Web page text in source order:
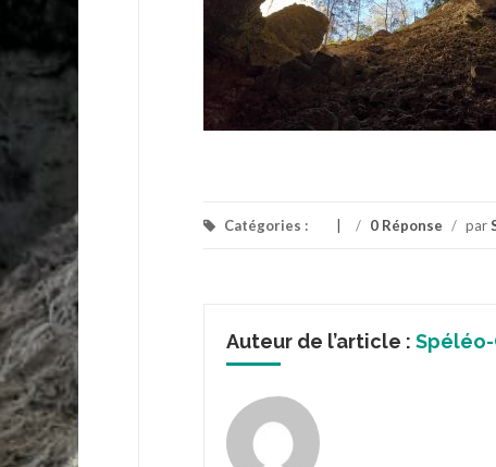
Catégories : / 0 Réponse / par
Auteur de l’article : Spéléo-